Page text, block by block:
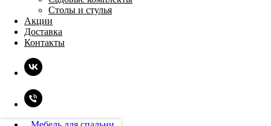
Столы и стулья
Акции
Доставка
Контакты